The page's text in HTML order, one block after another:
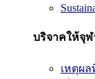
บริจาคให้จุฬ
เหตุผ